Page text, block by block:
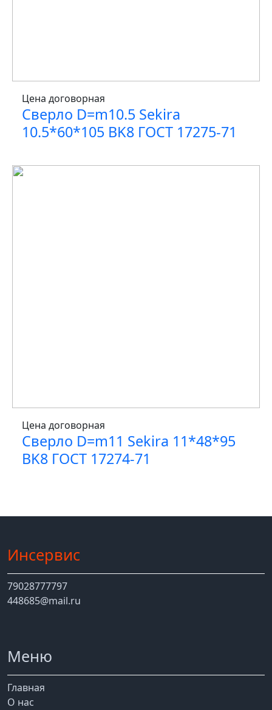
Цена договорная
Сверло D=m10.5 Sekira
10.5*60*105 BK8 ГОСТ 17275-71
Цена договорная
Сверло D=m11 Sekira 11*48*95
BK8 ГОСТ 17274-71
Инсервис
79028777797
448685@mail.ru
Меню
Главная
О нас